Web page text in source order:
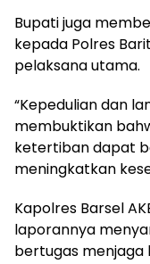
Bupati juga
kepada Polres
pelaksana utama.
“Kepedulian dan
membuktikan
ketertiban dapat
meningkatkan
Kapolres Barsel
laporannya
bertugas menjaga